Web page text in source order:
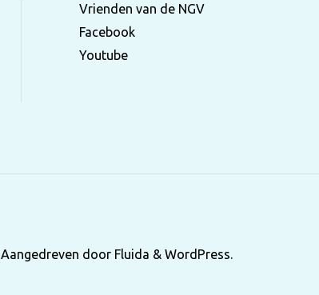
Vrienden van de NGV
Facebook
Youtube
Aangedreven door Fluida & WordPress.